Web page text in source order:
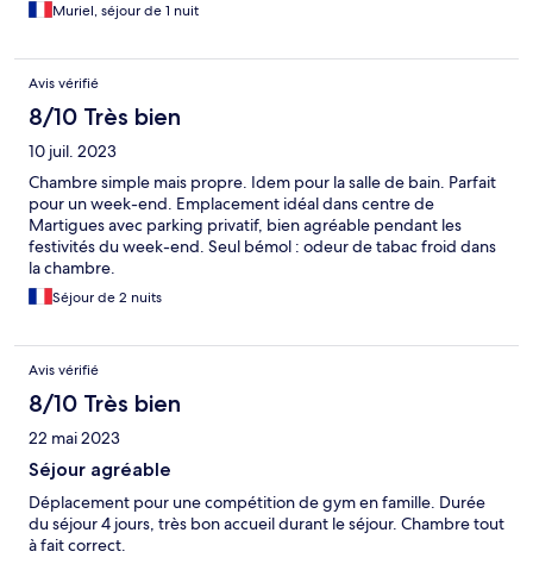
Muriel, séjour de 1 nuit
Avis vérifié
8/10 Très bien
10 juil. 2023
Chambre simple mais propre. Idem pour la salle de bain. Parfait
pour un week-end. Emplacement idéal dans centre de
Martigues avec parking privatif, bien agréable pendant les
festivités du week-end. Seul bémol : odeur de tabac froid dans
la chambre.
Séjour de 2 nuits
Avis vérifié
8/10 Très bien
22 mai 2023
Séjour agréable
Déplacement pour une compétition de gym en famille. Durée
du séjour 4 jours, très bon accueil durant le séjour. Chambre tout
à fait correct.